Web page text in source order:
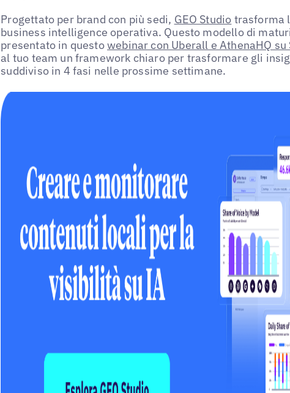
Progettato per brand con più sedi, GEO Studio trasforma
business intelligence operativa. Questo modello di
presentato in questowebinar con Uberall e AthenaHQ
al tuo team un framework chiaro per trasformare gli
suddiviso in 4 fasi nelle prossime settimane.